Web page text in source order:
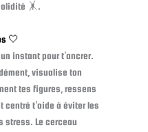
🤸.
🤍
instant pour t’ancrer.
visualise ton
tes figures, ressens
centré t’aide à éviter les
stress. Le cerceau